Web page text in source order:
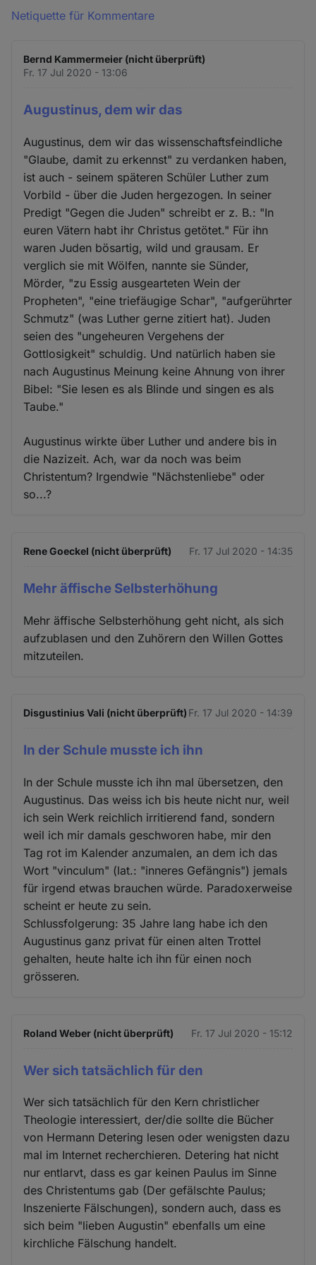
Netiquette für Kommentare
Bernd Kammermeier (nicht überprüft)
Fr. 17 Jul 2020 - 13:06
Augustinus, dem wir das
Augustinus, dem wir das wissenschaftsfeindliche
"Glaube, damit zu erkennst" zu verdanken haben,
ist auch - seinem späteren Schüler Luther zum
Vorbild - über die Juden hergezogen. In seiner
Predigt "Gegen die Juden" schreibt er z. B.: "In
euren Vätern habt ihr Christus getötet." Für ihn
waren Juden bösartig, wild und grausam. Er
verglich sie mit Wölfen, nannte sie Sünder,
Mörder, "zu Essig ausgearteten Wein der
Propheten", "eine triefäugige Schar", "aufgerührter
Schmutz" (was Luther gerne zitiert hat). Juden
seien des "ungeheuren Vergehens der
Gottlosigkeit" schuldig. Und natürlich haben sie
nach Augustinus Meinung keine Ahnung von ihrer
Bibel: "Sie lesen es als Blinde und singen es als
Taube."
Augustinus wirkte über Luther und andere bis in
die Nazizeit. Ach, war da noch was beim
Christentum? Irgendwie "Nächstenliebe" oder
so...?
Rene Goeckel (nicht überprüft) Fr. 17 Jul 2020 - 14:35
Mehr äffische Selbsterhöhung
Mehr äffische Selbsterhöhung geht nicht, als sich
aufzublasen und den Zuhörern den Willen Gottes
mitzuteilen.
Disgustinius Vali (nicht überprüft) Fr. 17 Jul 2020 - 14:39
In der Schule musste ich ihn
In der Schule musste ich ihn mal übersetzen, den
Augustinus. Das weiss ich bis heute nicht nur, weil
ich sein Werk reichlich irritierend fand, sondern
weil ich mir damals geschworen habe, mir den
Tag rot im Kalender anzumalen, an dem ich das
Wort "vinculum" (lat.: "inneres Gefängnis") jemals
für irgend etwas brauchen würde. Paradoxerweise
scheint er heute zu sein.
Schlussfolgerung: 35 Jahre lang habe ich den
Augustinus ganz privat für einen alten Trottel
gehalten, heute halte ich ihn für einen noch
grösseren.
Roland Weber (nicht überprüft) Fr. 17 Jul 2020 - 15:12
Wer sich tatsächlich für den
Wer sich tatsächlich für den Kern christlicher
Theologie interessiert, der/die sollte die Bücher
von Hermann Detering lesen oder wenigsten dazu
mal im Internet recherchieren. Detering hat nicht
nur entlarvt, dass es gar keinen Paulus im Sinne
des Christentums gab (Der gefälschte Paulus;
Inszenierte Fälschungen), sondern auch, dass es
sich beim "lieben Augustin" ebenfalls um eine
kirchliche Fälschung handelt.